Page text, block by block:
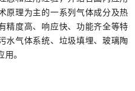
原理为主的一系列气体成分及热
精度高、响应快、功能齐全等特
水气体系统、垃圾填埋、玻璃陶
。